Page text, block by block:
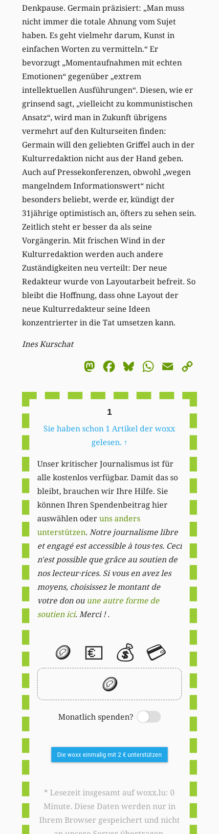
Denkpause. Germain präzisiert: „Man muss
nicht immer die totale Ahnung vom Sujet
haben. Es geht vielmehr darum, Kunst in
einfachen Worten zu vermitteln.“ Er
bevorzugt „Momentaufnahmen mit echten
Emotionen“ gegenüber „extrem
intellektuellen Ausführungen“. Diesen, wie er
grinsend sagt, „vielleicht zu kommunistischen
Ansatz“, wird man in Zukunft übrigens
vermehrt auf den Kulturseiten finden:
Germain will den geliebten Griffel auch in der
Kulturredaktion nicht aus der Hand geben.
Auch auf Pressekonferenzen, obwohl „wegen
mangelndem Informationswert“ nicht
besonders beliebt, werde er, kündigt der
31jährige optimistisch an, öfters zu sehen sein.
Zeitlich steht er besser da als seine
Vorgängerin. Mit frischen Wind in der
Kulturredaktion werden auch andere
Zuständigkeiten neu verteilt: Der neue
Redakteur wurde von Layoutarbeit befreit. So
bleibt die Hoffnung, dass ohne Layout der
neue Kulturredakteur seine Ideen
konzentrierter in die Tat umsetzen kann.
Ines Kurschat
Mastodon
Facebook
BlueskyEmail
1
Sie haben schon 1 Artikel der woxx
gelesen. ↑
Unser kritischer Journalismus ist für
alle kostenlos verfügbar. Damit das so
bleibt, brauchen wir Ihre Hilfe. Sie
können Ihren Spendenbeitrag hier
auswählen oderuns anders
unterstützen. Notre journalisme libre
et engagé est accessible à tous·tes. Ceci
n'est possible que grâce au soutien de
nos lecteur·rices. Si vous en avez les
moyens, choisissez le montant de
votre don ou une autre forme de
soutien ici. Merci ! .
🪙 💶 💰 💳
🪙
Monatlich spenden?
Switch
Die woxx einmalig mit 2 € unterstützen
* Lesezeit insgesamt auf woxx.lu: 0
Minute. Diese Daten werden nur in
Ihrem Browser gespeichert und nicht